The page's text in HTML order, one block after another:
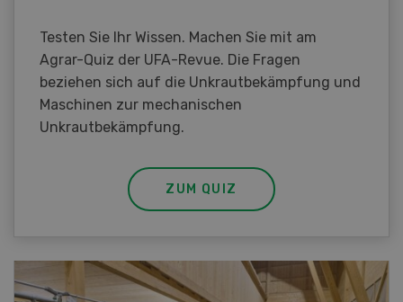
Testen Sie Ihr Wissen. Machen Sie mit am
Agrar-Quiz der UFA-Revue. Die Fragen
beziehen sich auf die Unkrautbekämpfung und
Maschinen zur mechanischen
Unkrautbekämpfung.
ZUM QUIZ